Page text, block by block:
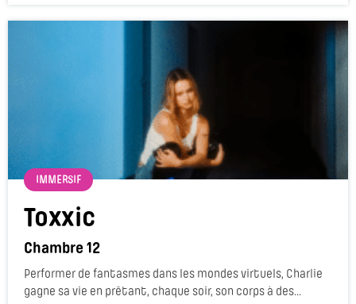
IMMERSIF
Toxxic
Chambre 12
Performer de fantasmes dans les mondes virtuels, Charlie
gagne sa vie en prêtant, chaque soir, son corps à des...